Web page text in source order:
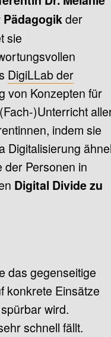
der
sie
DigiLLab der
von Konzepten für
)Unterricht
indem sie
Digitalisierung
der Personen in
Digital Divide zu
das gegenseitige
konkrete Einsätze
wird.
schnell fällt.